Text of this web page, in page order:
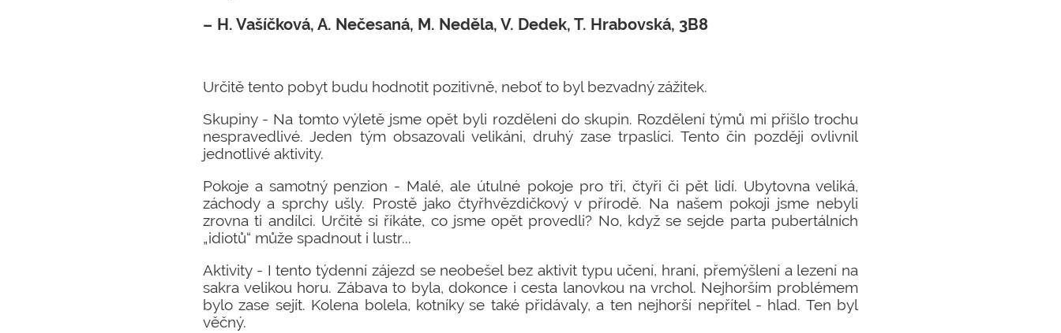
H. Vašíčková, A. Nečesaná, M. Neděla, V. Dedek, T. Hrabovská, 3B8
Určitě tento pobyt budu hodnotit pozitivně, neboť to byl bezvadný zážitek.
Skupiny - Na tomto výletě jsme opět byli rozděleni do skupin. Rozdělení týmů mi přišlo trochu
nespravedlivé. Jeden tým obsazovali velikáni, druhý zase trpaslíci. Tento čin později ovlivnil
jednotlivé aktivity.
Pokoje a samotný penzion - Malé, ale útulné pokoje pro tři, čtyři či pět lidí. Ubytovna veliká,
záchody a sprchy ušly. Prostě jako čtyřhvězdičkový v přírodě. Na našem pokoji jsme nebyli
zrovna ti andílci. Určitě si říkáte, co jsme opět provedli? No, když se sejde parta pubertálních
„idiotů“ může spadnout i lustr...
Aktivity - I tento týdenní zájezd se neobešel bez aktivit typu učení, hraní, přemýšlení a lezení na
sakra velikou horu. Zábava to byla, dokonce i cesta lanovkou na vrchol. Nejhorším problémem
bylo zase sejít. Kolena bolela, kotníky se také přidávaly, a ten nejhorší nepřítel - hlad. Ten byl
věčný.